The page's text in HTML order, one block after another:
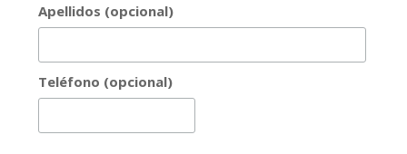
Apellidos (opcional)
Teléfono (opcional)